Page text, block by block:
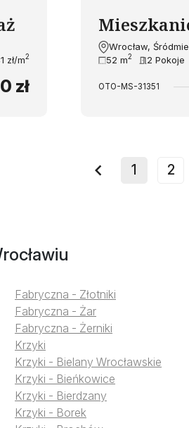
zł/m2
zł
Wrocław,
52 m2 2 Pokoje
OTO-MS-31351
prev
1 2
Fabryczna - Złotniki
Fabryczna - Żar
Fabryczna - Żerniki
Krzyki
Krzyki - Bielany Wrocławskie
Krzyki - Bieńkowice
Krzyki - Bierdzany
Krzyki - Borek